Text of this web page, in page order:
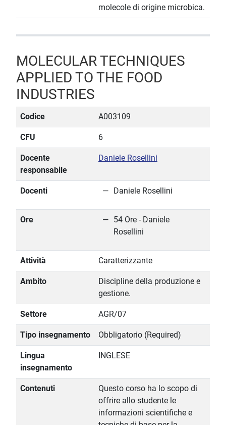
molecole di origine microbica.
MOLECULAR TECHNIQUES
APPLIED TO THE FOOD
INDUSTRIES
Codice A003109
CFU 6
Docente
responsabile
Daniele Rosellini
Docenti Daniele Rosellini
Ore
54 Ore - Daniele
Rosellini
Attività Caratterizzante
Ambito
Discipline della produzione e
gestione.
Settore AGR/07
Tipo insegnamento Obbligatorio (Required)
Lingua
insegnamento
INGLESE
Contenuti
Questo corso ha lo scopo di
offrire allo studente le
informazioni scientifiche e